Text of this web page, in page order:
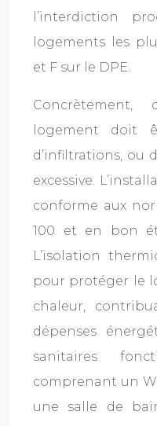
l’interdiction
logements les
et F sur le DPE.
logement doit
d’infiltrations, ou
excessive.
conforme aux
100 et en bon
L’isolation
pour protéger le
chaleur,
dépenses
sanitaires
comprenant un
une salle de